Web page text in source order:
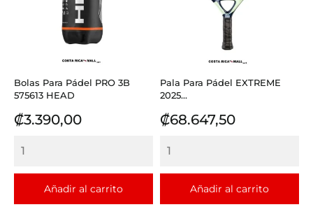
Bolas Para Pádel PRO 3B
575613 HEAD
Precio
₡3.390,00
Añadir al carrito
Pala Para Pádel EXTREME
2025...
Precio
₡68.647,50
Añadir al carrito